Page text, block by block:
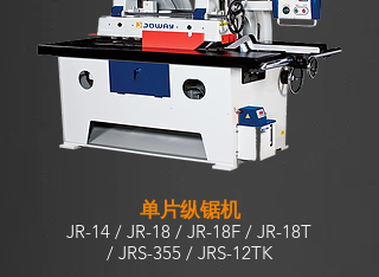
单片纵锯机
JR-14 / JR-18 / JR-18F / JR-18T
/ JRS-355 / JRS-12TK